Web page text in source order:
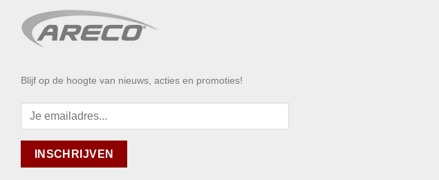
Blijf op de hoogte van nieuws, acties en promoties!